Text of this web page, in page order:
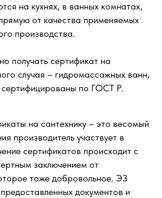
на кухнях, в ванных комнатах,
от качества применяемых
производства.
получать сертификат на
случая – гидромассажных ванн,
по ГОСТ Р.
на сантехнику – это весомый
производитель участвует в
сертификатов происходит с
заключением от
тоже добровольное. ЭЗ
документов и